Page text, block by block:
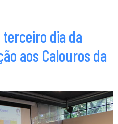
dia da
aos Calouros da